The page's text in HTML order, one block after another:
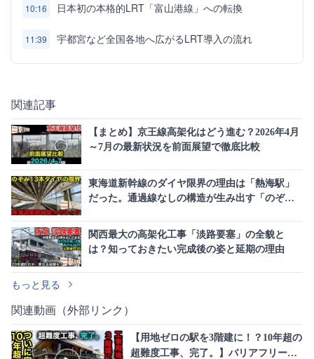
10:16 日本初の本格的LRT「富山港線」への転換
11:39 宇都宮など全国各地へ広がるLRT導入の流れ
関連記事
【まとめ】京王線高架化はどう進む？2026年4月
～7月の最新状況を前面展望で徹底比較
東海道新幹線のダイヤ限界の理由は「熱海駅」
だった。通過線なしの構造が生み出す「のぞみ
関西最大の高架化工事「淡路要塞」の全貌と
は？知っておきたい完成後の姿と延期の理由
もっと見る
関連動画（外部リンク）
【用地ゼロの駅を3階建に！？10年超の
超難度工事、完了。】バリアフリーか